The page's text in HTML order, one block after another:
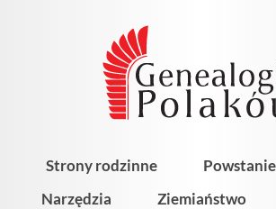
Strony rodzinne
Narzędzia
Ziemiaństwo